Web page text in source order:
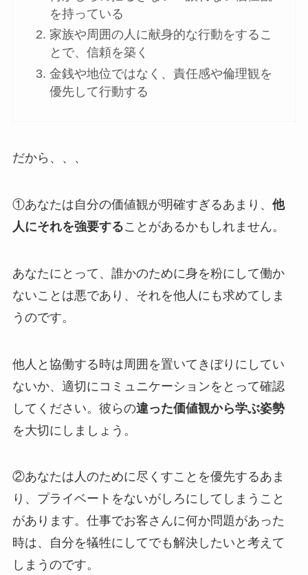
を持っている
家族や周囲の人に献身的な行動をするこ
とで、信頼を築く
金銭や地位ではなく、責任感や倫理観を
優先して行動する
だから、、、
①あなたは自分の価値観が明確すぎるあまり、 他
人にそれを強要することがあるかもしれません。
あなたにとって、誰かのために身を粉にして働か
ないことは悪であり、それを他人にも求めてしま
うのです。
他人と協働する時は周囲を置いてきぼりにしてい
ないか、適切にコミュニケーションをとって確認
してください。彼らの違った価値観から学ぶ姿勢
を大切にしましょう。
②あなたは人のために尽くすことを優先するあま
り、プライベートをないがしろにしてしまうこと
があります。仕事でお客さんに何か問題があった
時は、自分を犠牲にしてでも解決したいと考えて
しまうのです。